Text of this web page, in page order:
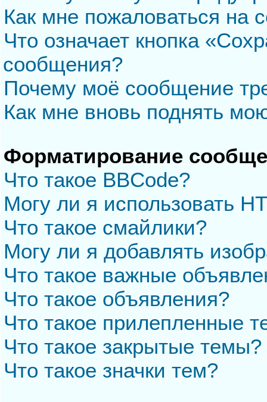
Как мне пожаловаться на
Что означает кнопка
сообщения?
Почему моё сообщение
Как мне вновь поднять
Форматирование
Что такое BBCode?
Могу ли я использовать
Что такое смайлики?
Могу ли я добавлять
Что такое важные
Что такое объявления?
Что такое прилепленные
Что такое закрытые темы?
Что такое значки тем?